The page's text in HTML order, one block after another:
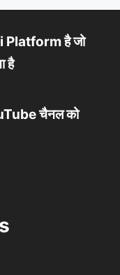
Platform है जो
है
चैनल को